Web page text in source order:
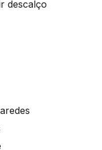
descalço